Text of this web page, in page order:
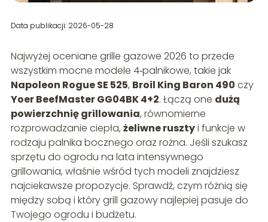
Data publikacji: 2026-05-28
Najwyżej oceniane grille gazowe 2026 to przede
wszystkim mocne modele 4‑palnikowe, takie jak
Napoleon Rogue SE 525, Broil King Baron 490 czy
Yoer BeefMaster GG04BK 4+2. Łączą one dużą
powierzchnię grillowania, równomierne
rozprowadzanie ciepła, żeliwne rusztyi funkcje w
rodzaju palnika bocznego oraz rożna. Jeśli szukasz
sprzętu do ogrodu na lata intensywnego
grillowania, właśnie wśród tych modeli znajdziesz
najciekawsze propozycje. Sprawdź, czym różnią się
między sobą i który grill gazowy najlepiej pasuje do
Twojego ogrodu i budżetu.